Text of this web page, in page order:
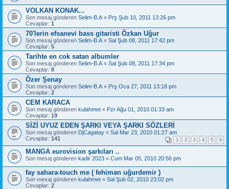
VOLKAN KONAK...
Son mesaj gönderen Selim-B.A « Prş Şub 10, 2011 13:26 pm
Cevaplar: 1
70'lerin efsanevi bass gitaristi Özkan Uğur
Son mesaj gönderen Selim-B.A « Sal Şub 08, 2011 17:42 pm
Cevaplar: 5
Tarihte en cok satan albumler
Son mesaj gönderen Selim-B.A « Sal Şub 08, 2011 17:34 pm
Cevaplar: 8
Özer Şenay
Son mesaj gönderen Selim-B.A « Prş Oca 27, 2011 13:18 pm
Cevaplar: 2
CEM KARACA
Son mesaj gönderen kulahmet « Pzr Ağu 01, 2010 01:33 am
Cevaplar: 19
SİZİ UYUZ EDEN ŞARKI VEYA ŞARKI SÖZLERİ
Son mesaj gönderen DjCagatay « Sal Mar 23, 2010 01:27 am
Cevaplar: 141 1 2 3 4 5 6
MANGA eurovision şarkıları ..
Son mesaj gönderen kadir 2023 « Cum Mar 05, 2010 20:56 pm
fay sahara-touch me ( fehiman uğurdemir )
Son mesaj gönderen kulahmet « Sal Şub 02, 2010 23:02 pm
Cevaplar: 2